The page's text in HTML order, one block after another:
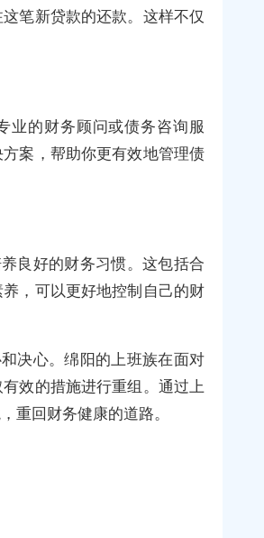
笔新贷款的还款。这样不仅
业的财务顾问或债务咨询服
案，帮助你更有效地管理债
良好的财务习惯。这包括合
，可以更好地控制自己的财
决心。绵阳的上班族在面对
效的措施进行重组。通过上
重回财务健康的道路。